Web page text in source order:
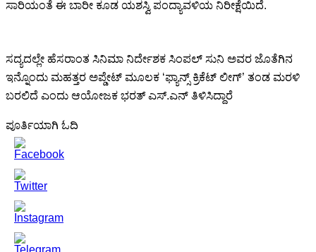
ಸಾರಿಯಂತೆ ಈ ಬಾರೀ ಕೂಡ ಯಶಸ್ವಿ ಪಂದ್ಯಾವಳಿಯ ನಿರೀಕ್ಷೆಯಿದೆ.
ಸದ್ಯದಲ್ಲೇ ಹೆಸರಾಂತ ಸಿನಿಮಾ ನಿರ್ದೇಶಕ ಸಿಂಪಲ್ ಸುನಿ ಅವರ ಜೊತೆಗಿನ
ಇನ್ನೊಂದು ಮಹತ್ತರ ಅಪ್ಡೇಟ್ ಮೂಲಕ ‘ಫ್ಯಾನ್ಸ್ ಕ್ರಿಕೆಟ್ ಲೀಗ್’ ತಂಡ ಮರಳಿ
ಬರಲಿದೆ ಎಂದು ಆಯೋಜಕ ಭರತ್ ಎಸ್.ಎನ್ ತಿಳಿಸಿದ್ದಾರೆ
ಪೂರ್ತಿಯಾಗಿ ಓದಿ